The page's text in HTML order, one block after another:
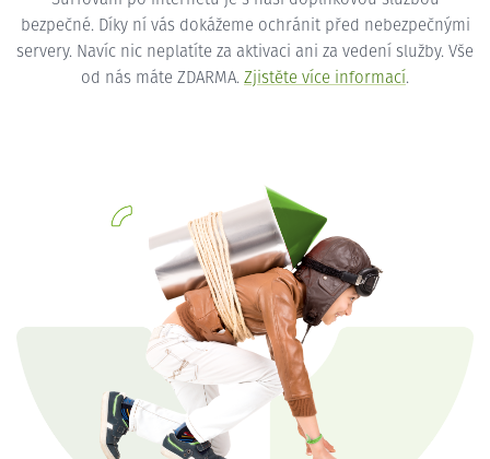
bezpečné. Díky ní vás dokážeme ochránit před nebezpečnými
servery. Navíc nic neplatíte za aktivaci ani za vedení služby. Vše
od nás máte ZDARMA. Zjistěte více informací.